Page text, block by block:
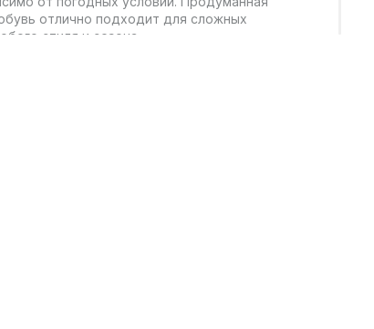
отлично подходит для сложных
стиля и сезона.
свободу движений и отлично подходит для